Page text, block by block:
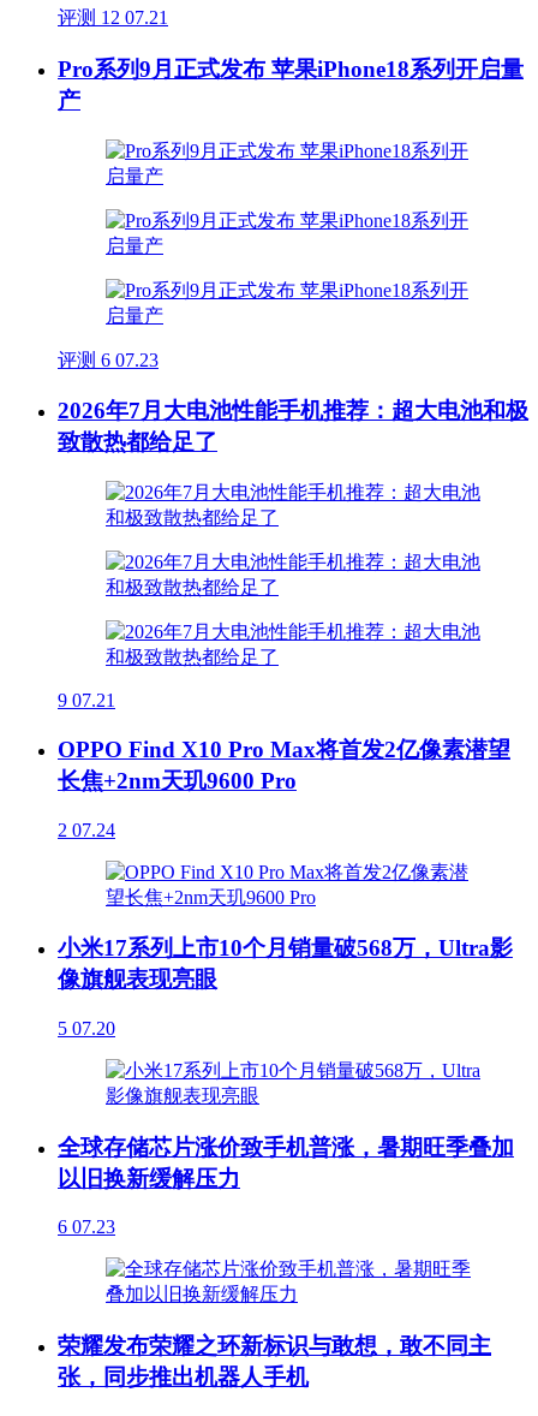
评测 12 07.21
Pro系列9月正式发布 苹果iPhone18系列开启量
产
评测 6 07.23
2026年7月大电池性能手机推荐：超大电池和极
致散热都给足了
9 07.21
OPPO Find X10 Pro Max将首发2亿像素潜望
长焦+2nm天玑9600 Pro
2 07.24
小米17系列上市10个月销量破568万，Ultra影
像旗舰表现亮眼
5 07.20
全球存储芯片涨价致手机普涨，暑期旺季叠加
以旧换新缓解压力
6 07.23
荣耀发布荣耀之环新标识与敢想，敢不同主
张，同步推出机器人手机